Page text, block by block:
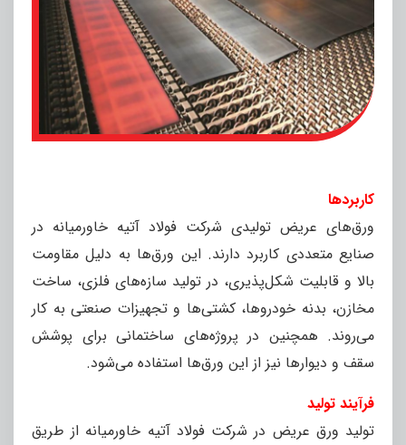
کاربردها
ورق‌های عریض تولیدی شرکت فولاد آتیه خاورمیانه در
صنایع متعددی کاربرد دارند. این ورق‌ها به دلیل مقاومت
بالا و قابلیت شکل‌پذیری، در تولید سازه‌های فلزی، ساخت
مخازن، بدنه خودروها، کشتی‌ها و تجهیزات صنعتی به کار
می‌روند. همچنین در پروژه‌های ساختمانی برای پوشش
سقف و دیوارها نیز از این ورق‌ها استفاده می‌شود.
فرآیند تولید
تولید ورق عریض در شرکت فولاد آتیه خاورمیانه از طریق